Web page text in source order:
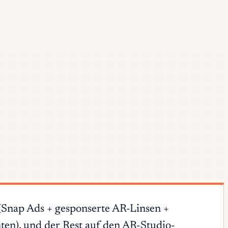
Ads + gesponserte AR-Linsen +